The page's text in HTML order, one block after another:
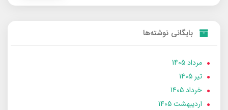
بایگانی نوشته‌ها
مرداد 1405
تير 1405
خرداد 1405
ارديبهشت 1405